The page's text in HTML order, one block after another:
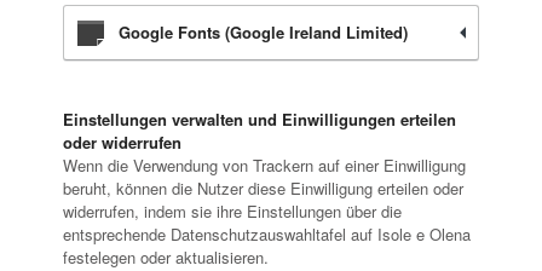
Google Fonts (Google Ireland Limited)
Einstellungen verwalten und Einwilligungen erteilen
oder widerrufen
Wenn die Verwendung von Trackern auf einer Einwilligung
beruht, können die Nutzer diese Einwilligung erteilen oder
widerrufen, indem sie ihre Einstellungen über die
entsprechende Datenschutzauswahltafel auf Isole e Olena
festelegen oder aktualisieren.